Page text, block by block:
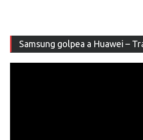
Samsung golpea a Huawei –